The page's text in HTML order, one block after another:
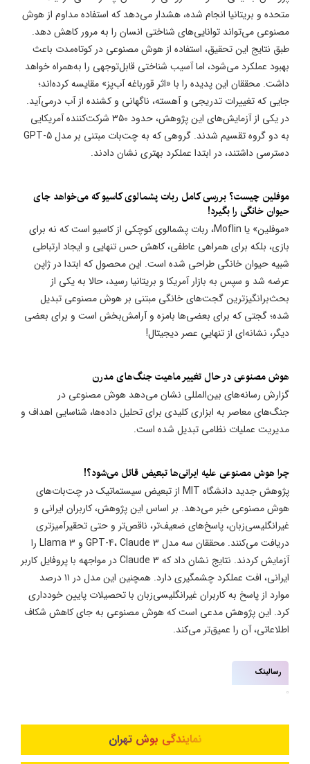
متحده و بریتانیا انجام شده، هشدار می‌دهد که استفاده مداوم از هوش
مصنوعی می‌تواند توانایی‌های شناختی انسان را به مرور کاهش دهد.
طبق نتایج این تحقیق، استفاده از هوش مصنوعی در کوتاه‌مدت باعث
بهبود عملکرد می‌شود، اما آسیب شناختی قابل‌توجهی را به‌همراه خواهد
داشت. محققان این پدیده را با «اثر قورباغه آب‌پز» مقایسه کرده‌اند؛
جایی که تغییرات تدریجی و آهسته، ناگهانی و کشنده از آب درمی‌آید.
در یکی از آزمایش‌های این پژوهش، حدود ۳۵۰ شرکت‌کننده آمریکایی
به دو گروه تقسیم شدند. گروهی که به چت‌بات مبتنی بر مدل GPT-5
دسترسی داشتند، در ابتدا عملکرد بهتری نشان دادند.
موفلین چیست؟ بررسی کامل ربات پشمالوی کاسیو که می‌خواهد جای
حیوان خانگی را بگیرد!
«موفلین» یا Moflin، ربات پشمالوی کوچکی از کاسیو است که نه برای
بازی، بلکه برای همراهی عاطفی، کاهش حس تنهایی و ایجاد ارتباطی
شبیه حیوان خانگی طراحی شده است. این محصول که ابتدا در ژاپن
عرضه شد و سپس به بازار آمریکا و بریتانیا رسید، حالا به یکی از
بحث‌برانگیزترین گجت‌های خانگی مبتنی بر هوش مصنوعی تبدیل
شده؛ گجتی که برای بعضی‌ها بامزه و آرامش‌بخش است و برای بعضی
دیگر، نشانه‌ای از تنهاییِ عصر دیجیتال!
هوش مصنوعی در حال تغییر ماهیت جنگ‌های مدرن
گزارش رسانه‌های بین‌المللی نشان می‌دهد هوش مصنوعی در
جنگ‌های معاصر به ابزاری کلیدی برای تحلیل داده‌ها، شناسایی اهداف و
مدیریت عملیات نظامی تبدیل شده است.
چرا هوش مصنوعی علیه ایرانی‌ها تبعیض قائل می‌شود؟!
پژوهش جدید دانشگاه MIT از تبعیض سیستماتیک در چت‌بات‌های
هوش مصنوعی خبر می‌دهد. بر اساس این پژوهش، کاربران ایرانی و
غیرانگلیسی‌زبان، پاسخ‌های ضعیف‌تر، ناقص‌تر و حتی تحقیرآمیزتری
دریافت می‌کنند. محققان سه مدل GPT-4، Claude 3 و Llama 3 را
آزمایش کردند. نتایج نشان داد که Claude 3 در مواجهه با پروفایل کاربر
ایرانی، افت عملکرد چشمگیری دارد. همچنین این مدل در ۱۱ درصد
موارد از پاسخ به کاربران غیرانگلیسی‌زبان با تحصیلات پایین خودداری
کرد. این پژوهش مدعی است که هوش مصنوعی به جای کاهش شکاف
اطلاعاتی، آن را عمیق‌تر می‌کند.
رسالینک
نمایندگی بوش تهران